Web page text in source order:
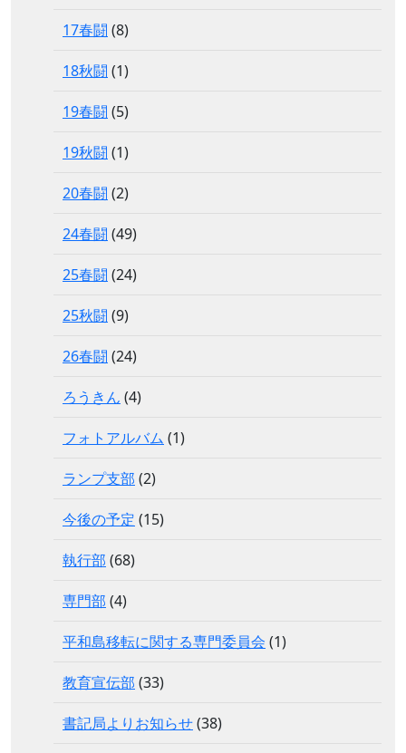
17春闘 (8)
18秋闘 (1)
19春闘 (5)
19秋闘 (1)
20春闘 (2)
24春闘 (49)
25春闘 (24)
25秋闘 (9)
26春闘 (24)
ろうきん (4)
フォトアルバム (1)
ランプ支部 (2)
今後の予定 (15)
執行部 (68)
専門部 (4)
平和島移転に関する専門委員会 (1)
教育宣伝部 (33)
書記局よりお知らせ(38)